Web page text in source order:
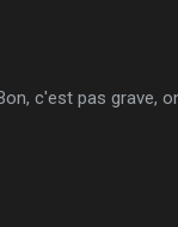
c'est pas grave,